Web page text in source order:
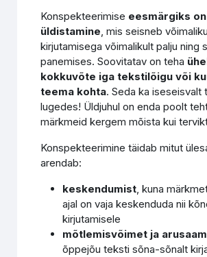
Konspekteerimise eesmärgiks on
üldistamine, mis seisneb
kirjutamisega võimalikult palju ning
panemises. Soovitatav on teha
kokkuvõte iga tekstilõigu või
teema kohta. Seda ka iseseisvalt
lugedes! Üldjuhul on enda poolt
märkmeid kergem mõista kui
Konspekteerimine täidab mitut
arendab:
keskendumist, kuna
ajal on vaja keskenduda nii
kirjutamisele
mõtlemisvõimet ja
õppejõu teksti sõna-sõnalt